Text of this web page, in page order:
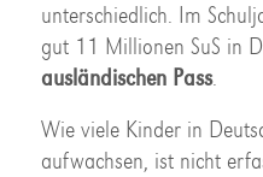
unterschiedlich. Im
gut 11 Millionen SuS in
ausländischen Pass.
Wie viele Kinder in
aufwachsen, ist nicht